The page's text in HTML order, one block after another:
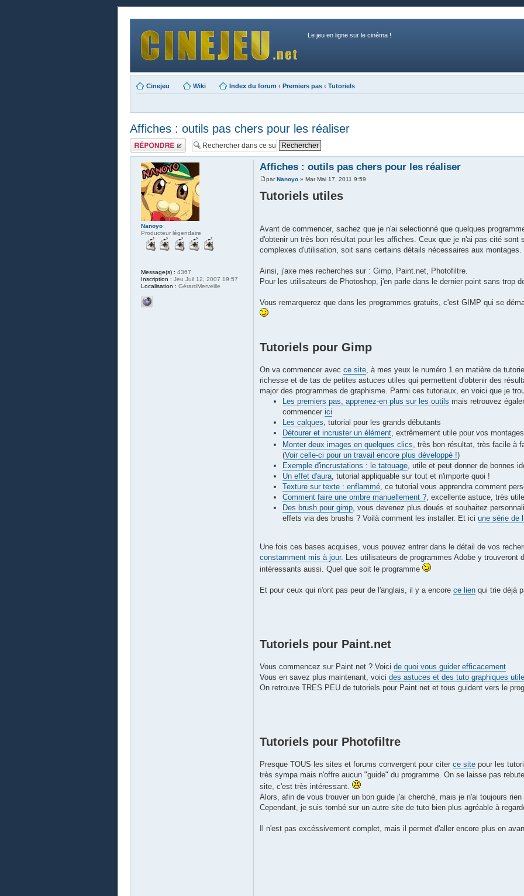
Le jeu en ligne sur le cinéma !
Cinejeu Wiki Index du forum ‹ Premiers pas ‹ Tutoriels
Affiches : outils pas chers pour les réaliser
Publier une
réponse
Affiches : outils pas chers pour les réaliser
parNanoyo» Mar Mai 17, 2011 9:59
Tutoriels utiles
Avant de commencer, sachez que je n'ai selectionné que quelques
d'obtenir un très bon résultat pour les affiches. Ceux que je n'ai pas cité sont
complexes d'utilisation, soit sans certains détails nécessaires aux montages.
Ainsi, j'axe mes recherches sur : Gimp, Paint.net, Photofiltre.
Pour les utilisateurs de Photoshop, j'en parle dans le dernier point sans trop
Vous remarquerez que dans les programmes gratuits, c'est GIMP qui se
Tutoriels pour Gimp
On va commencer avec ce site, à mes yeux le numéro 1 en matière de
richesse et de tas de petites astuces utiles qui permettent d'obtenir des
major des programmes de graphisme. Parmi ces tutoriaux, en voici que je
Les premiers pas, apprenez-en plus sur les outils mais retrouvez
commencer ici
Les calques, tutorial pour les grands débutants
Détourer et incruster un élément, extrêmement utile pour vos montages
Monter deux images en quelques clics, très bon résultat, très facile à
(Voir celle-ci pour un travail encore plus développé !)
Exemple d'incrustations : le tatouage, utile et peut donner de bonnes
Un effet d'aura, tutorial appliquable sur tout et n'importe quoi !
Texture sur texte : enflammé, ce tutorial vous apprendra comment
Comment faire une ombre manuellement ?, excellente astuce, très
Des brush pour gimp, vous devenez plus doués et souhaitez
effets via des brushs ? Voilà comment les installer. Et ici une série de
Une fois ces bases acquises, vous pouvez entrer dans le détail de vos
constamment mis à jour. Les utilisateurs de programmes Adobe y trouveront
intéressants aussi. Quel que soit le programme
Et pour ceux qui n'ont pas peur de l'anglais, il y a encore ce lienqui trie déjà
Tutoriels pour Paint.net
Vous commencez sur Paint.net ? Voici de quoi vous guider efficacement
Vous en savez plus maintenant, voici des astuces et des tuto graphiques
On retrouve TRES PEU de tutoriels pour Paint.net et tous guident vers le
Tutoriels pour Photofiltre
Presque TOUS les sites et forums convergent pour citer ce sitepour les
très sympa mais n'offre aucun "guide" du programme. On se laisse pas
site, c'est très intéressant.
Alors, afin de vous trouver un bon guide j'ai cherché, mais je n'ai toujours rien
Cependant, je suis tombé sur un autre site de tuto bien plus agréable à
Il n'est pas excéssivement complet, mais il permet d'aller encore plus en
Nanoyo
Producteur légendaire
Message(s) : 4367
Inscription : Jeu Juil 12, 2007 19:57
Localisation : GérardMerveille